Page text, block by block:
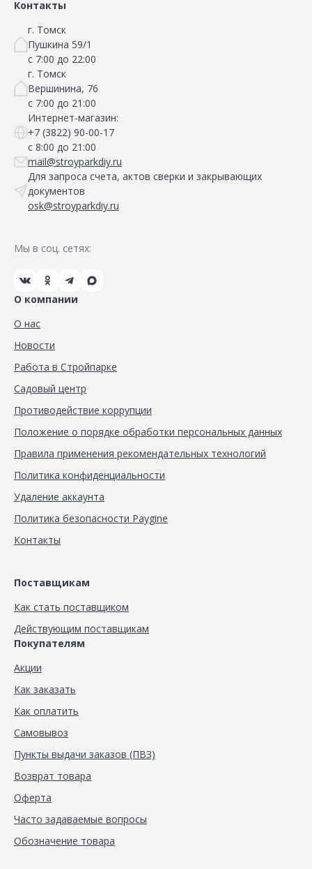
Контакты
г. Томск
Пушкина 59/1
с 7:00 до 22:00
г. Томск
Вершинина, 76
с 7:00 до 21:00
Интернет-магазин:
+7 (3822) 90-00-17
с 8:00 до 21:00
mail@stroyparkdiy.ru
Для запроса счета, актов сверки и закрывающих
документов
osk@stroyparkdiy.ru
Мы в соц. сетях:
О компании
О нас
Новости
Работа в Стройпарке
Садовый центр
Противодействие коррупции
Положение о порядке обработки персональных данных
Правила применения рекомендательных технологий
Политика конфиденциальности
Удаление аккаунта
Политика безопасности Paygine
Контакты
Поставщикам
Как стать поставщиком
Действующим поставщикам
Покупателям
Акции
Как заказать
Как оплатить
Самовывоз
Пункты выдачи заказов (ПВЗ)
Возврат товара
Оферта
Часто задаваемые вопросы
Обозначение товара